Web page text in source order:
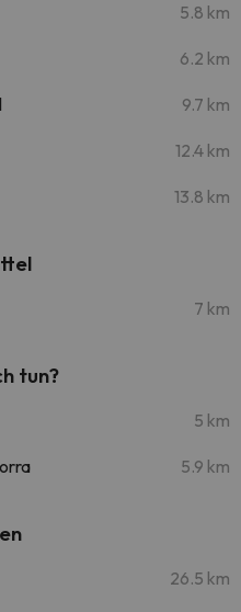
5.8 km
6.2 km
9.7 km
12.4 km
13.8 km
7 km
tun?
5 km
5.9 km
26.5 km